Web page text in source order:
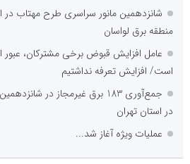
شانزدهمین مانور سراسری طرح مهتاب در
منطقه برق لواسان
عامل افزایش قبوض برخی مشترکان، عبور
است/ افزایش تعرفه نداشتیم
جمع‌آوری 183 برق غیرمجاز در
در استان تهران
عملیات ویژه آغاز شد...